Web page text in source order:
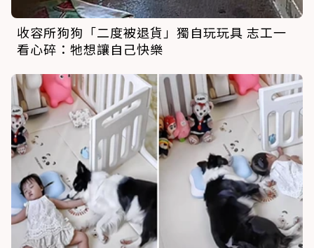
收容所狗狗「二度被退貨」獨自玩玩具 志工一
看心碎：牠想讓自己快樂